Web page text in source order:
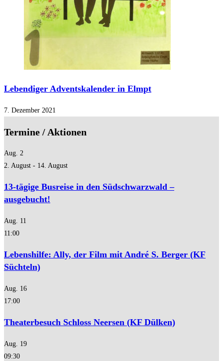
Lebendiger Adventskalender in Elmpt
7. Dezember 2021
Termine / Aktionen
Aug. 2
2. August - 14. August
13-tägige Busreise in den Südschwarzwald –
ausgebucht!
Aug. 11
11:00
Lebenshilfe: Ally, der Film mit André S. Berger (KF
Süchteln)
Aug. 16
17:00
Theaterbesuch Schloss Neersen (KF Dülken)
Aug. 19
09:30